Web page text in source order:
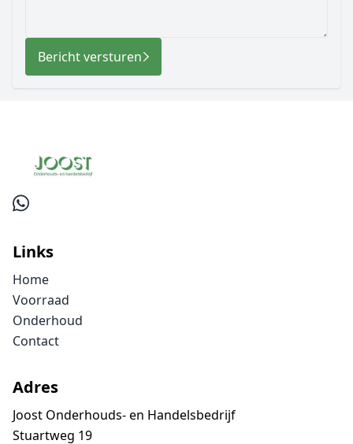
Bericht versturen
Links
Home
Voorraad
Onderhoud
Contact
Adres
Joost Onderhouds- en Handelsbedrijf
Stuartweg 19